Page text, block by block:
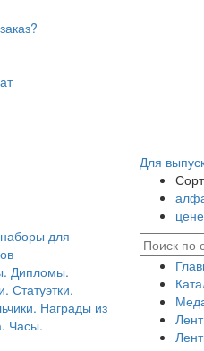
Для
для
Дипломы.
Статуэтки.
Награды из
Часы.
цене